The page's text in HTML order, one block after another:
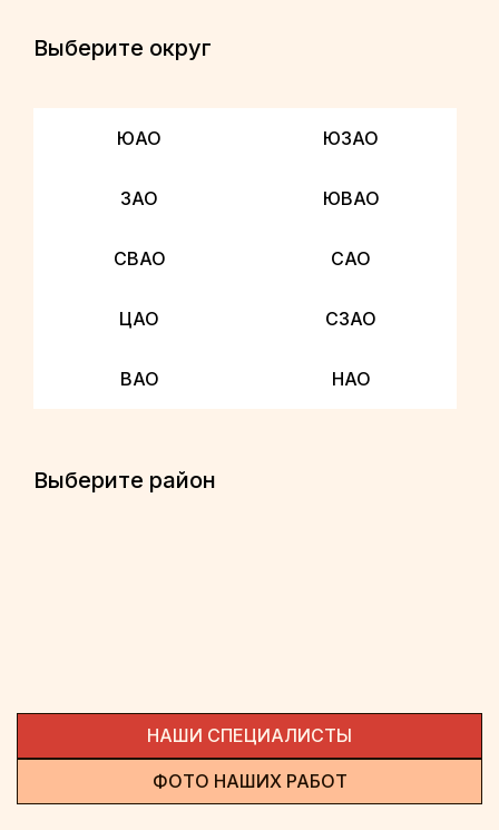
Выберите округ
ЮАО ЮЗАО
ЗАО ЮВАО
СВАО САО
ЦАО СЗАО
ВАО НАО
Выберите район
НАШИ СПЕЦИАЛИСТЫ
ФОТО НАШИХ РАБОТ